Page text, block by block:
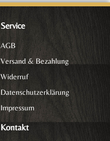
Service
AGB
Versand & Bezahlung
Widerruf
Datenschutzerklärung
Impressum
Kontakt